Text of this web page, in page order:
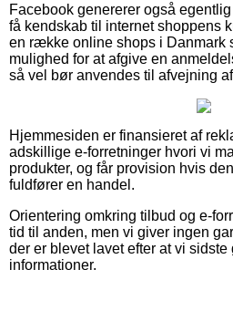
Facebook genererer også
få kendskab til internet shoppens
en række online shops i Danmark
mulighed for at afgive en
så vel bør anvendes til afvejning
Hjemmesiden er finansieret af
adskillige e-forretninger hvori vi
produkter, og får provision hvis
fuldfører en handel.
Orientering omkring tilbud og e-
tid til anden, men vi giver ingen
der er blevet lavet efter at vi
informationer.